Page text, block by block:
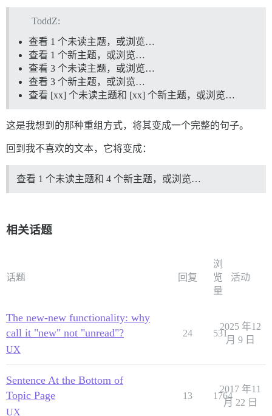
ToddZ:
查看 1 个未读主题，或浏览…
查看 1 个新主题，或浏览…
查看 3 个未读主题，或浏览…
查看 3 个新主题，或浏览…
查看 [xx] 个未读主题和 [xx] 个新主题，或浏览…
这是我想到的那种重组方式，将其变成一个完整的句子。
回到我不喜欢的文本，它将变成：
查看 1 个未读主题和 4 个新主题，或浏览…
相关话题
话题 回复
浏
览
量
活动
The new-new functionality: why
call it "new" not "unread"?
UX
24 531
2025 年12
月 9 日
Sentence At the Bottom of
Topic Page
UX
13 1764
2017 年11
月 22 日